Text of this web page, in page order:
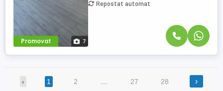
Promovat 7
Repostat automat
‹ 1 2 27 28 ›